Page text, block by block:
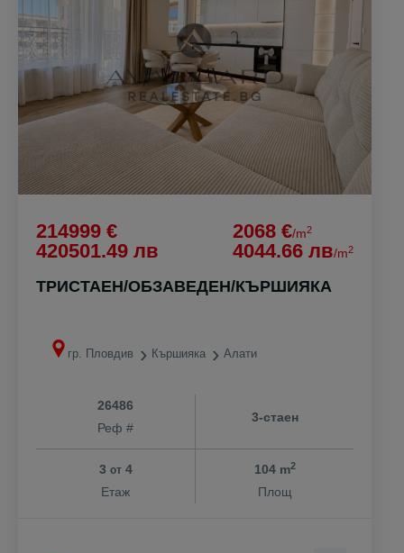
214999 €
420501.49 лв
2068 €/m2
4044.66 лв/m2
ТРИСТАЕН/ОБЗАВЕДЕН/КЪРШИЯКА
гр. Пловдив Кършияка Алати
26486
Реф #
3-стаен
3 от4
Етаж
104 m2
Площ